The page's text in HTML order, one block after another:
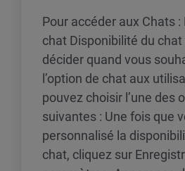
Pour accéder aux Chats
chat Disponibilité du
décider quand vous
l’option de chat aux
pouvez choisir l’une des
suivantes : Une fois que
personnalisé la
chat, cliquez sur